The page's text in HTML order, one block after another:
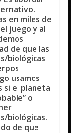
en miles de
juego y al
de que las
biológicas
usamos
si el planeta
o
biológicas.
de que